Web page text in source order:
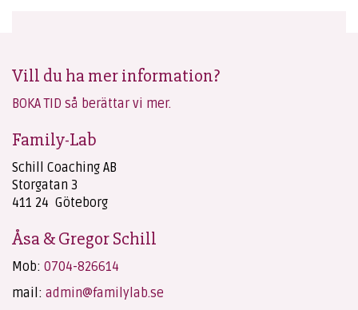
Vill du ha mer information?
BOKA TID så berättar vi mer.
Family-Lab
Schill Coaching AB
Storgatan 3
411 24 Göteborg
Åsa & Gregor Schill
Mob: 0704-826614
mail: admin@familylab.se